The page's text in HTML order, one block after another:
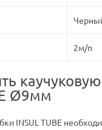
2м/п
Ø9мм
INSUL TUBE